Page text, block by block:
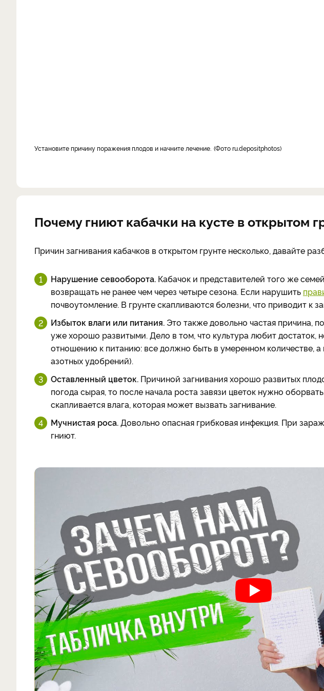
Установите причину поражения плодов и начните лечение. Фото ru.depositphotos
Почему гниют кабачки на кусте в открытом
Причин загнивания кабачков в открытом грунте несколько, давайте
Нарушение севооборота. Кабачок и представителей того же
возвращать не ранее чем через четыре сезона. Если нарушить
почвоутомление. В грунте скапливаются болезни, что приводит к
Избыток влаги или питания. Это также довольно частая причина,
уже хорошо развитыми. Дело в том, что культура любит достаток,
отношению к питанию: все должно быть в умеренном количестве,
азотных удобрений).
Оставленный цветок. Причиной загнивания хорошо развитых
погода сырая, то после начала роста завязи цветок нужно
скапливается влага, которая может вызвать загнивание.
Мучнистая роса.Довольно опасная грибковая инфекция. При
гниют.